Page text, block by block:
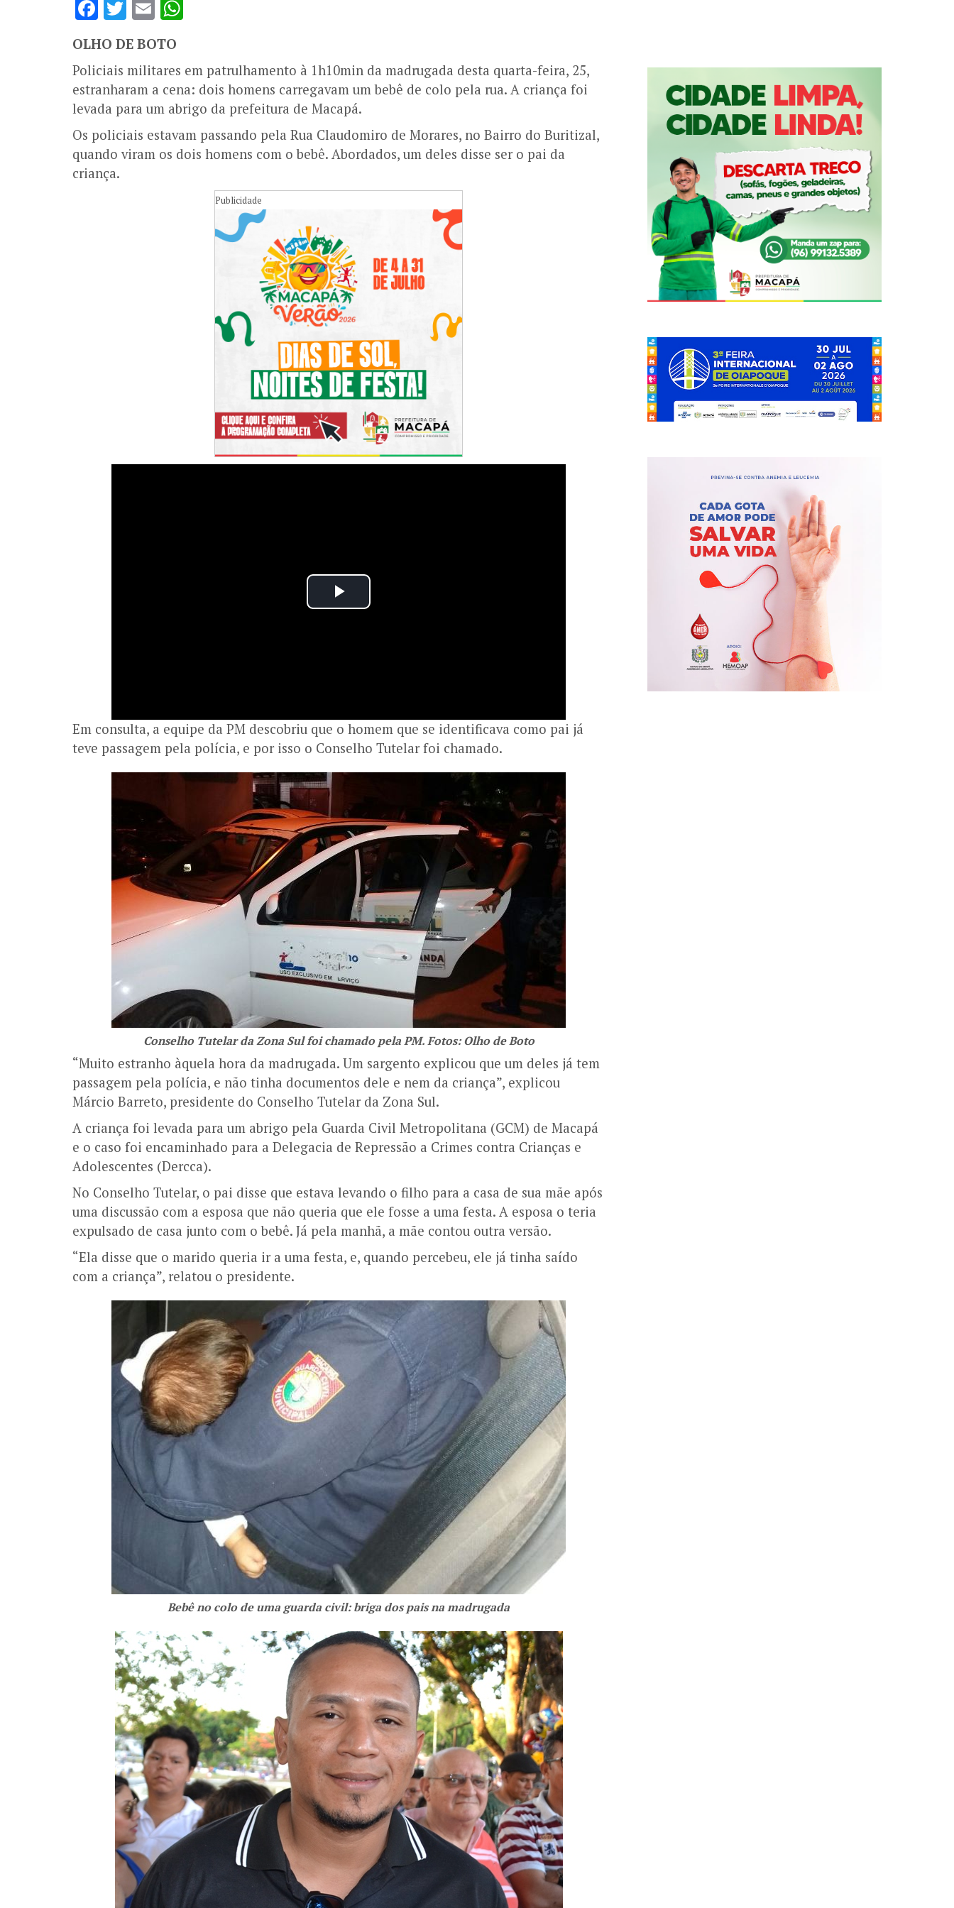
Facebook
Twitter
Email
OLHO DE BOTO
Policiais militares em patrulhamento à 1h10min da madrugada desta quarta-feira, 25,
estranharam a cena: dois homens carregavam um bebê de colo pela rua. A criança foi
levada para um abrigo da prefeitura de Macapá.
Os policiais estavam passando pela Rua Claudomiro de Morares, no Bairro do Buritizal,
quando viram os dois homens com o bebê. Abordados, um deles disse ser o pai da
criança.
Publicidade
Em consulta, a equipe da PM descobriu que o homem que se identificava como pai já
teve passagem pela polícia, e por isso o Conselho Tutelar foi chamado.
Conselho Tutelar da Zona Sul foi chamado pela PM. Fotos: Olho de Boto
“Muito estranho àquela hora da madrugada. Um sargento explicou que um deles já tem
passagem pela polícia, e não tinha documentos dele e nem da criança”, explicou
Márcio Barreto, presidente do Conselho Tutelar da Zona Sul.
A criança foi levada para um abrigo pela Guarda Civil Metropolitana (GCM) de Macapá
e o caso foi encaminhado para a Delegacia de Repressão a Crimes contra Crianças e
Adolescentes (Dercca).
No Conselho Tutelar, o pai disse que estava levando o filho para a casa de sua mãe após
uma discussão com a esposa que não queria que ele fosse a uma festa. A esposa o teria
expulsado de casa junto com o bebê. Já pela manhã, a mãe contou outra versão.
“Ela disse que o marido queria ir a uma festa, e, quando percebeu, ele já tinha saído
com a criança”, relatou o presidente.
Bebê no colo de uma guarda civil: briga dos pais na madrugada